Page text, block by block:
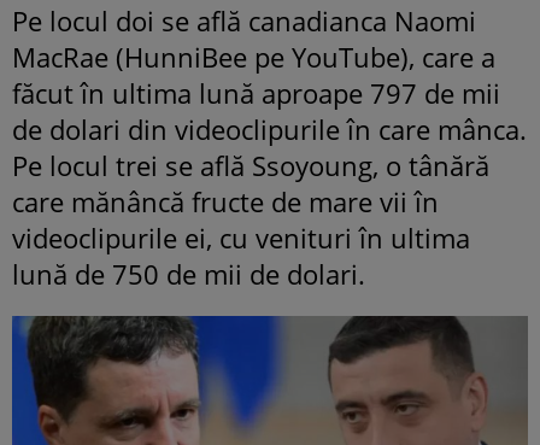
Pe locul doi se află canadianca Naomi
MacRae (HunniBee pe YouTube), care a
făcut în ultima lună aproape 797 de mii
de dolari din videoclipurile în care mânca.
Pe locul trei se află Ssoyoung, o tânără
care mănâncă fructe de mare vii în
videoclipurile ei, cu venituri în ultima
lună de 750 de mii de dolari.